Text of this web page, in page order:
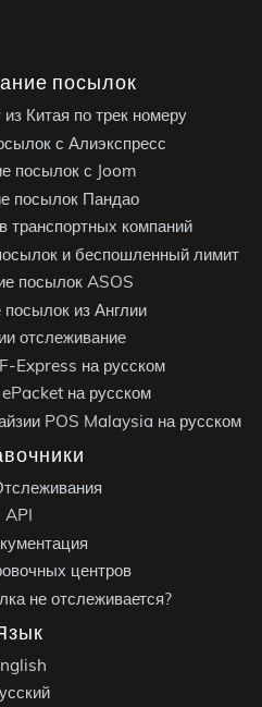
посылок
Китая по трек номеру
с Алиэкспресс
посылок с Joom
посылок Пандао
транспортных компаний
и беспошленный лимит
посылок ASOS
из Англии
отслеживание
Express на русском
на русском
POS Malaysia на русском
API
центров
не отслеживается?